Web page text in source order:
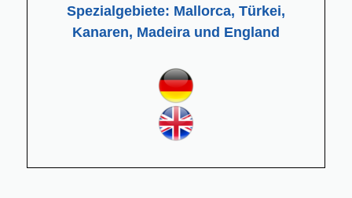
Spezialgebiete: Mallorca, Türkei,
Kanaren, Madeira und England